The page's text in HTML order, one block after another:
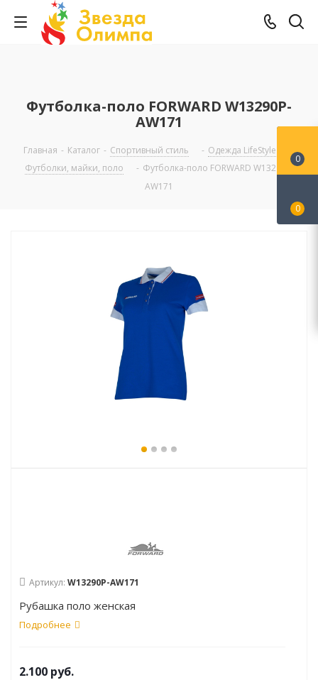
Футболка-поло FORWARD W13290P-
AW171
Главная - Каталог - Спортивный стиль - Одежда LifeStyle
Футболки, майки, поло
- Футболка-поло FORWARD W13290P-
AW171
Артикул: W13290P-AW171
Рубашка поло женская
Подробнее
2.100 руб.
0
0